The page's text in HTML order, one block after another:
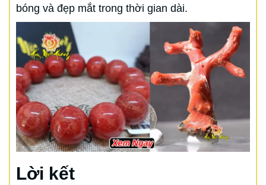
bóng và đẹp mắt trong thời gian dài.
Lời kết